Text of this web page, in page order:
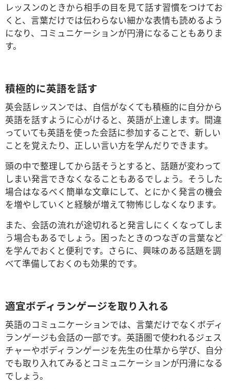
レッスンのときから相手の目を見て話す習慣をつけてお
くと、言葉だけでは伝わらない細かな表情も読めるよう
になり、コミュニケーションが円滑になることもありま
す。
積極的に英語を話す
英会話レッスンでは、自信がなくても積極的に自分から
英語を話すように心がけると、英語が上達します。間違
っていても英語を使った会話に参加することで、新しい
ことを覚えたり、正しい言い方を学んだりできます。
頭の中で整理してから話そうとすると、話題が変わって
しまい発言できなくなることもあるでしょう。そうした
場合はなるべく簡単な文章にして、とにかく発言の機会
を増やしていくと経験が増えて物怖じしなくなります。
また、会話の流れが途切れると発言しにくくなってしま
う場合もあるでしょう。困ったときのつなぎの言葉など
を学んでおくと便利です。さらに、興味のある話題を調
べて準備しておくのも効果的です。
適宜ボディランゲージを取り入れる
英語のコミュニケーションでは、言葉だけでなくボディ
ランゲージも会話の一部です。英語圏で使われるジェス
チャーやボディランゲージを先生の仕草から学び、自分
でも取り入れてみるとコミュニケーションが円滑になる
でしょう。